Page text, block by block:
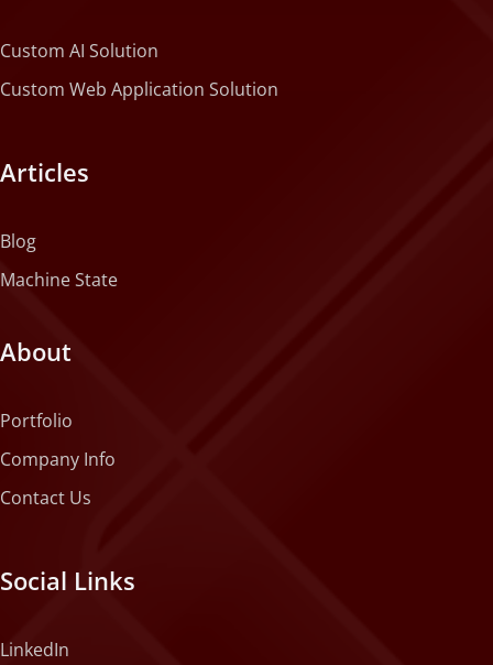
Custom AI Solution
Custom Web Application Solution
Articles
Blog
Machine State
About
Portfolio
Company Info
Contact Us
Social Links
LinkedIn